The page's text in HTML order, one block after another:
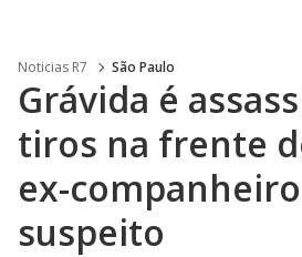
Noticias R7 São Paulo
Grávida é
tiros na frente
ex-
suspeito